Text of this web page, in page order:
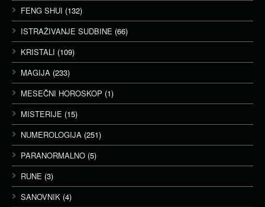
FENG SHUI (132)
ISTRAŽIVANJE SUDBINE (66)
KRISTALI (109)
MAGIJA (233)
MESEČNI HOROSKOP (1)
MISTERIJE (15)
NUMEROLOGIJA (251)
PARANORMALNO (5)
RUNE (3)
SANOVNIK (4)